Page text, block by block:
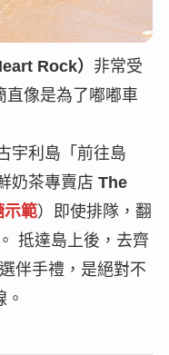
Rock） 非常受
直像是為了嘟嘟車
宇利島「前往島
奶茶專賣店 The
示範）即使排隊，翻
抵達島上後，去齊
伴手禮，是絕對不